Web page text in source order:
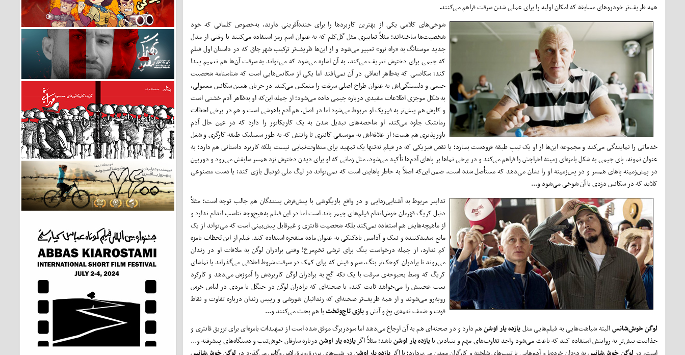
همه ظریف‌تر خودروهای مسابقه که امکان اولیه ‌را برای عملی شدن سرقت فراهم می‌کنند.
شوخی‌های کلامی یکی از بهترین کاربرد‌ها را برای خنده‌آفرینی دارند، به‌خصوص ‌کلماتی که خود
شخصیت‌ها ساخته‌اند؛ مثلاً تعابیری مثل گل‌کلم که به عنوان اسم رمز استفاده می‌کنند یا وقتی از مدل
جدید موستانگ به «راه نرو» ‌تعبیر می‌شود و از این‌ها ظریف‌تر ترکیب شهر چاق که در داستان ‌اول فیلم
که جیمی برای دخترش تعریف می‌کند، به آن اشاره می‌شود که می‌تواند به سرقت آن‌ها هم تعمیم پیدا
کند؛ سکانسی که به‌ظاهر اتفاقی در آن نمی‌افتد اما یکی از سکانس‌هایی است که شناسنامه شخصیت
جیمی و دلبستگی‌اش به عنوان طراح اصلی سرقت را منعکس می‌کند. در جریان همین سکانس معمولی،
به شکل موجزی اطلاعات مفیدی درباره جیمی داده می‌شود؛ از جمله این‌که او به‌ظاهر آدم خشنی است
و کارش هم بیش‌تر به فیزیک او مربوط می‌شود اما در اصل، هم آدم باهوشی است و هم در برخی لحظات
رمانتیک جلوه می‌کند. او شاخصه‌های تبدیل شدن به یک کاریکاتور را دارد که در عین حال آدم
باورپذیری هم هست؛ از علاقه‌اش به موسیقی کانتری تا وانتش که به طور سمبلیک طبقه کارگری و شغل
خدماتی را نمایندگی می‌کند و مجموعه این‌ها از او یک تیپ طبقه فرودست بسازد؛ یا ‌نقص فیزیکی که در فیلم ‌نه‌تنها یک تمهید برای متفاوت‌نمایی نیست بلکه کاربرد داستانی هم دارد؛ به
عنوان نمونه، ‌پای جیمی به شکل بامزه‌ای زمینه اخراجش را فراهم می‌کند ‌و در برخی نماها بر پاهای آدم‌ها تأکید می‌شود، مثل زمانی که او برای دیدن دخترش نزد ‌همسر سابقش می‌رود و دوربین
در پیش‌زمینه پاهای همسر و در پس‌زمینه او را نشان می‌دهد که مستأصل شده است. ضمن این‌که اصلاً به خاطر پاهایش است که نمی‌تواند ‌در لیگ ملی فوتبال بازی کند؛ یا ‌دست مصنوعی
کلاید که ‌در سکانس دزدی با آن شوخی می‌شود ‌و...
تدابیر مربوط به آشنایی‌زدایی و در واقع بازیگوشی با پیش‌فرض بینندگان هم جالب توجه است؛ مثلاً
دنیل کریگ قهرمان خوش‌اندام فیلم‌های جیمز باند ‌است اما در این ‌فیلم ‌به‌هیچ‌وجه تناسب اندام ندارد و
از ‌ماهیچه‌هایش هم استفاده نمی‌کند بلکه شخصیت فانتزی و غیرقابل پیش‌بینی است که می‌تواند از یک
مایع سفیدکننده و نمک و ‌آدامس بادکنکی به عنوان ماده منفجره استفاده کند. فیلم از این لحظات بامزه
کم ندارد، از جمله ‌درخواست بنگ برای ترشی تخم‌مرغ! وقتی برادران لوگن به ملاقات او در زندان
می‌روند تا برادران کوچک‌تر بنگ، سم و فیش که برای کمک در سرقت شروط اخلاقی می‌گذراند یا تماشای
کریگ که وسط بحبوحه‌ی سرقت با یک تکه گچ به برادران لوگن کاربردش را آموزش می‌دهد ‌و ‌کارکرد
بمب عجیبش را می‌خواهد ثابت کند، یا ‌صحنه‌ای که برادران لوگن در جنگل با مردی در لباس خرس
روبه‌رو می‌شوند و از همه ظریف‌تر صحنه‌ای که زندانیان شورشی و رییس زندان درباره تفاوت و نقاط
قوت و ضعف نغمه‌ی یخ و آتش وبازی تاج‌وتختبا هم بحث می‌کنند و...
لوگن خوش‌شانسالبته ‌شباهت‌هایی به فیلم‌هایی مثلیازده یار اوشنهم دارد و در صحنه‌ای هم ‌به آن ارجاع می‌دهد اما سودربرگ موفق شده است از تمهیدات بامزه‌ای برای تزریق فانتری و
جذابیت بیش‌تر به روایتش استفاده کند که باعث می‌شود واجد تفاوت‌های مهم و بنیادین بایازده یار اوشنباشد؛ ‌مثلاً اگر یازده یار اوشندرباره ‌سارقان خوش‌تیپ و دستگاه‌های پیشرفته و...